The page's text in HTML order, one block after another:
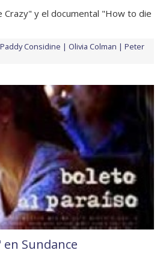
Crazy" y el documental "How to die
Paddy Considine Olivia Colman
Peter
Sundance